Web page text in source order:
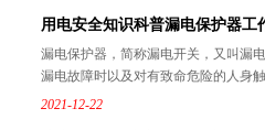
用电安全知识科普漏电保护器工
漏电保护器，简称漏电开关，又叫漏
漏电故障时以及对有致命危险的人身
2021-12-22